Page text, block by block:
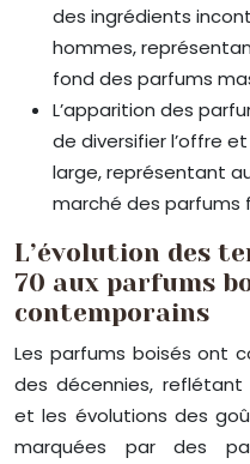
des ingrédients
hommes,
fond des parfums
L’apparition des
de diversifier l’offre
large, représentant
marché des parfums
L’évolution des
70 aux parfums
contemporains
Les parfums boisés ont
des décennies,
et les évolutions des
marquées par des